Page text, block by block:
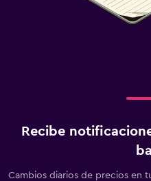
Recibe
Cambios diarios de precios en